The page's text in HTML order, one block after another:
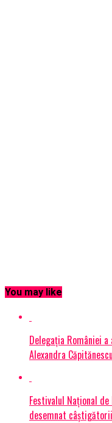
You may like
Delegația României
Alexandra
Festivalul Național
desemnat câștigătorii